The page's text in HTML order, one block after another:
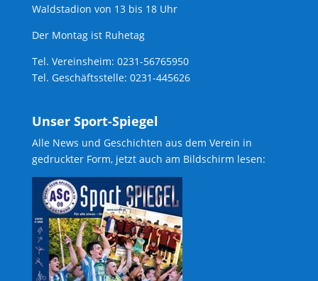
Waldstadion von 13 bis 18 Uhr
Der Montag ist Ruhetag
Tel. Vereinsheim: 0231-56765950
Tel. Geschäftsstelle: 0231-445626
Unser Sport-Spiegel
Alle News und Geschichten aus dem Verein in
gedruckter Form, jetzt auch am Bildschirm lesen: